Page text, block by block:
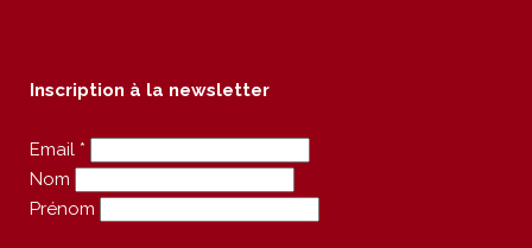
Inscription à la newsletter
Email *
Nom
Prénom